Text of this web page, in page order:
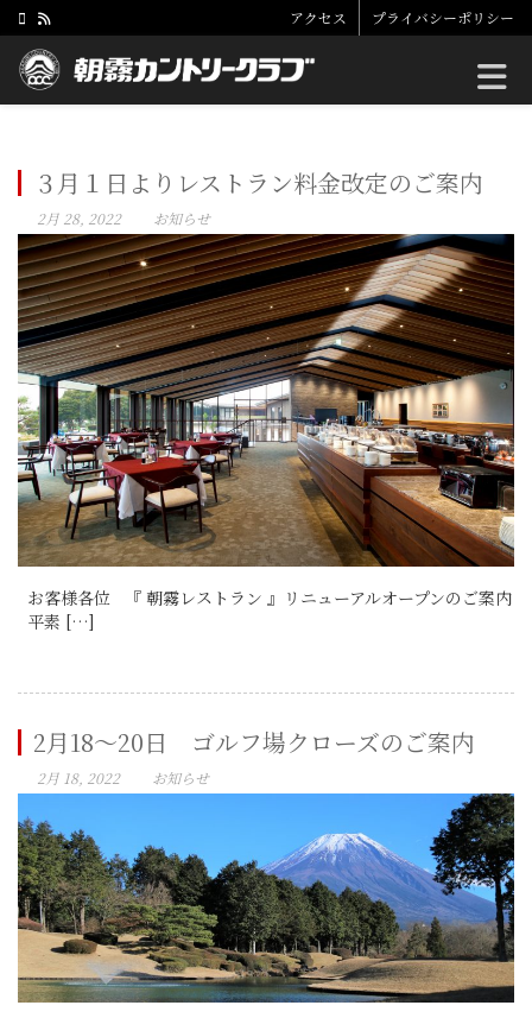
アクセス プライバシーポリシー
３月１日よりレストラン料金改定のご案内
2月 28, 2022 お知らせ
お客様各位 『 朝霧レストラン 』リニューアルオープンのご案内
平素 […]
2月18～20日 ゴルフ場クローズのご案内
2月 18, 2022 お知らせ